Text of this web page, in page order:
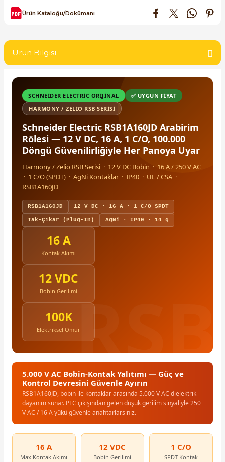
Kesiciler
Şalterleri
Yol Vericiler
Pako Şalterler
SIMATIC SAFETY
SIMOTION Hareket Kontrol Üniteleri
SIRIUS SAFETY
WinCC Unified Runtime Yazılımları
Ürün Kataloğu/Dokümanı
Ürün Bilgisi
SCHNEIDER ELECTRIC ORIJINAL
✅ UYGUN FIYAT
HARMONY / ZELIO RSB SERISI
Schneider Electric RSB1A160JD Arabirim
Rölesi — 12 V DC, 16 A, 1 C/O, 100.000
Döngü Güvenilirliğiyle Her Panoya Uyar
Harmony / Zelio RSB Serisi · 12 V DC Bobin · 16 A / 250 V AC
· 1 C/O (SPDT) · AgNi Kontaklar · IP40 · UL / CSA ·
RSB1A160JD
RSB1A160JD 12 V DC · 16 A · 1 C/O SPDT
Tak-Çıkar (Plug-In) AgNi · IP40 · 14 g
16 A
Kontak Akımı
12 VDC
Bobin Gerilimi
100K
Elektriksel Ömür
5.000 V AC Bobin-Kontak Yalıtımı — Güç ve
Kontrol Devresini Güvenle Ayırın
RSB1A160JD, bobin ile kontaklar arasında 5.000 V AC dielektrik
dayanım sunar. PLC çıkışından gelen düşük gerilim sinyaliyle 250
V AC / 16 A yükü güvenle anahtarlarsınız.
16 A
Max Kontak Akımı
12 VDC
Bobin Gerilimi
1 C/O
SPDT Kontak